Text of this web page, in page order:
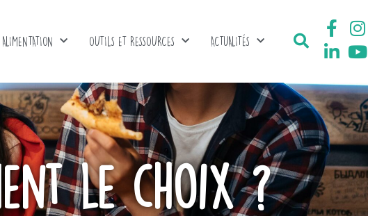
ALIMENTATION OUTILS ET RESSOURCES ACTUALITÉS
le choix ?